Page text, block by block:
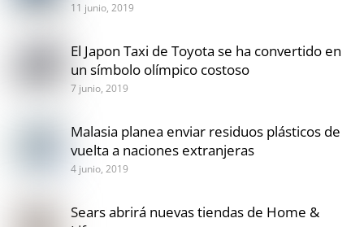
11 junio, 2019
El Japon Taxi de Toyota se ha convertido en
un símbolo olímpico costoso
7 junio, 2019
Malasia planea enviar residuos plásticos de
vuelta a naciones extranjeras
4 junio, 2019
Sears abrirá nuevas tiendas de Home &